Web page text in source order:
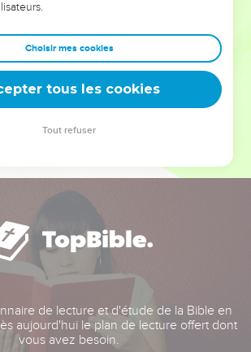
leaders, entrepreneurs, et responsables
avec plus de sagesse afin que leurs erreurs
Que vous guidiez un ministère, une
ou une famille, leur expérience est faite
de lecture et d'étude de la Bible en
aujourd'hui le plan de lecture offert dont
vous avez besoin.
Choisir mes cookies
tous les cookies
Tout refuser